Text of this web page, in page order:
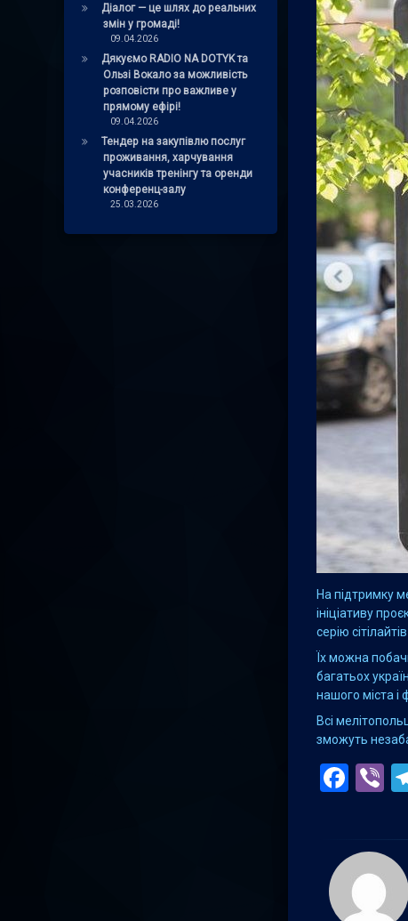
На підтримку
ініціативу
серію
Їх можна
багатьох
нашого міста і
Всі
зможуть
Діалог — це шлях до реальних
змін у громаді!
09.04.2026
Дякуємо RADIO NA DOTYK та
Ользі Вокало за можливість
розповісти про важливе у
прямому ефірі!
09.04.2026
Тендер на закупівлю послуг
проживання, харчування
учасників тренінгу та оренди
конференц-залу
25.03.2026